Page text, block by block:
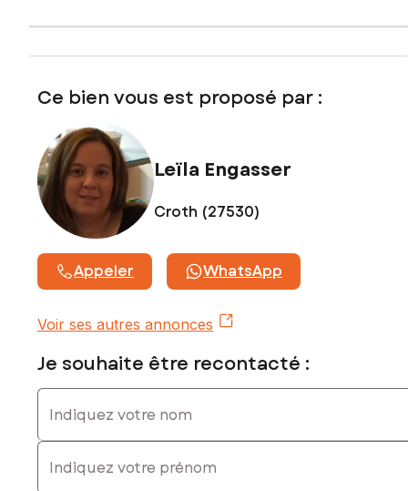
numéro 893 694 133
Ce bien vous est proposé par :
Leïla Engasser
Croth (27530)
Appeler WhatsApp
Voir ses autres annonces
Je souhaite être recontacté :
Indiquez votre nom
Indiquez votre prénom